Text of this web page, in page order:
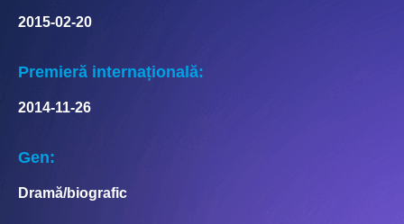
2015-02-20
Premieră internațională:
2014-11-26
Gen:
Dramă/biografic